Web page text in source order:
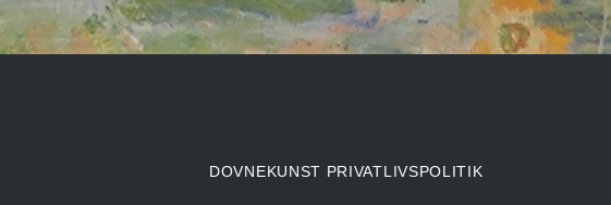
DOVNEKUNST PRIVATLIVSPOLITIK